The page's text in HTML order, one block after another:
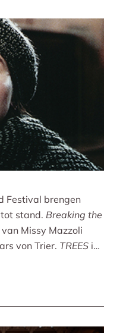
Festival brengen
stand. Breaking the
Missy Mazzoli
von Trier. TREES is
(Pulitzer Prize &